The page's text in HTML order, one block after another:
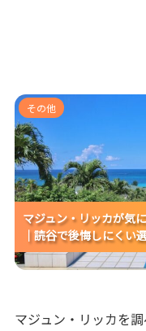
マジュン・リッカが
料｜読谷で後悔
マジュン・リッカが気
｜読谷で後悔しにくい
マジュン・リッカが気
｜読谷で後悔しにくい
マジュン・リッカが気
｜読谷で後悔しにくい
その他
マジュン・リッカを